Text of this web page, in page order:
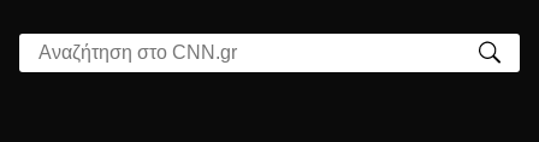
Αναζήτηση στο CNN.gr